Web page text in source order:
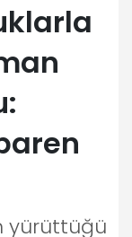
yürüttüğü